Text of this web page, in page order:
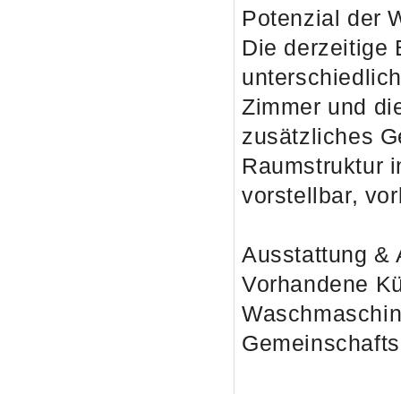
Potenzial der
Die derzeitige
Zimmer und
zusätzliches
Raumstruktur
vorstellbar,
Ausstattung &
Vorhandene